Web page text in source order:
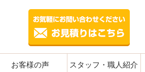
お客様の声 スタッフ・職人紹介